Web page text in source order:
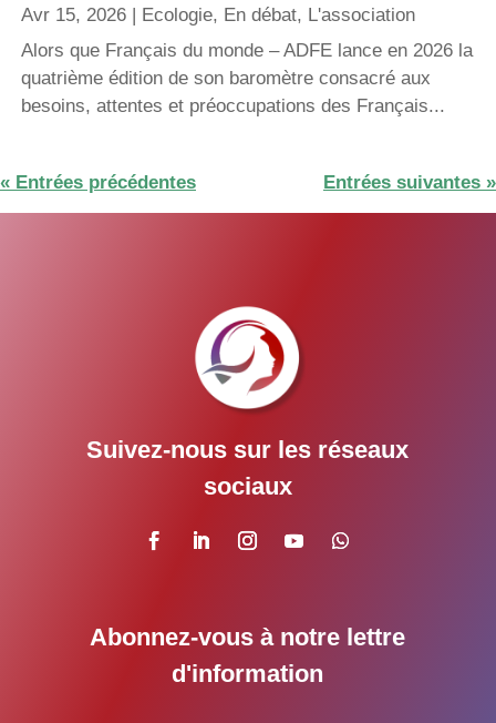
Avr 15, 2026 Ecologie, En débat, L'association
Alors que Français du monde – ADFE lance en 2026 la
quatrième édition de son baromètre consacré aux
besoins, attentes et préoccupations des Français...
« Entrées précédentes Entrées suivantes »
Suivez-nous sur les réseaux
sociaux
Abonnez-vous à notre lettre
d'information